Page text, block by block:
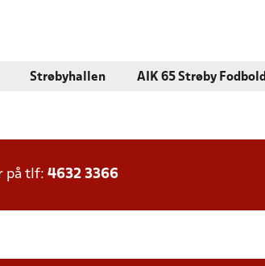
Strøbyhallen AIK 65 Strøby Fodbold
på tlf: 4632 3366